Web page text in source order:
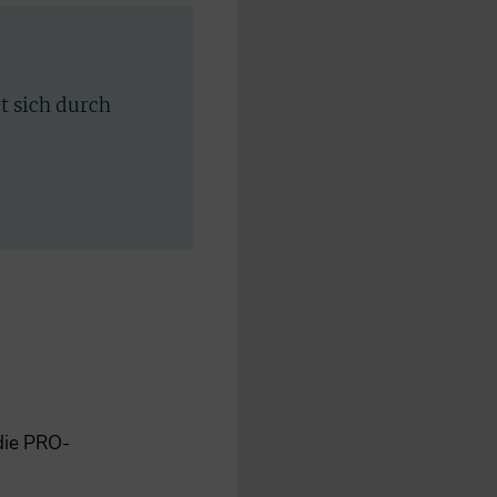
sich durch
PRO-